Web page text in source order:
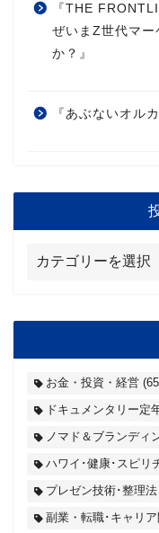
『THE
ぜいまZ世代マ
か？』
『あぶないオルカ
お金・投資・経営
ドキュメンタリー定
ノマド＆ブランディ
ハワイ･健康･スピリ
プレゼン技術･整理法
副業・転職･キャリ